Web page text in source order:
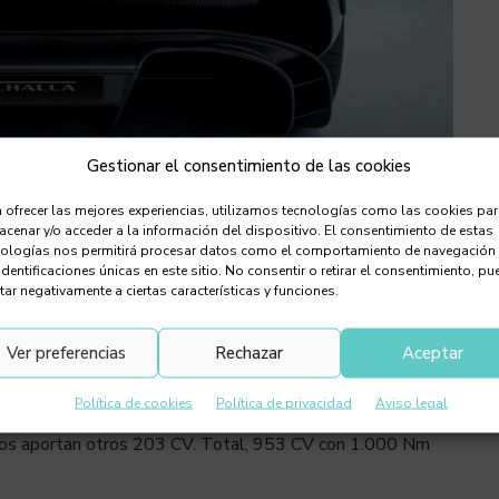
Gestionar el consentimiento de las cookies
ofrecer las mejores experiencias, utilizamos tecnologías como las cookies
y/o acceder a la información del dispositivo. El consentimiento de estas
nos permitirá procesar datos como el comportamiento de navegación
únicas en este sitio. No consentir o retirar el consentimiento,
negativamente a ciertas características y funciones.
Aceptar
Rechazar
Ver preferencias
Política de cookies Política de privacidad Aviso legal
el británico se sitúa, por pretensiones y por cifras, por
el Ferrari SF90 Stradale. Sólo le separan 50 CV en
el Valhalla es incluso más radical.
de 4.0 litros de Mercedes-AMG de 750 CV,
aportan otros 203 CV. Total, 953 CV con 1.000 Nm